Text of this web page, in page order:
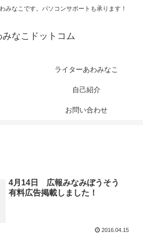
みなこです。パソコンサポートも承ります！
みなこドットコム
ライターあわみなこ
自己紹介
お問い合わせ
4月14日 広報みなみぼうそう
有料広告掲載しました！
2016.04.15